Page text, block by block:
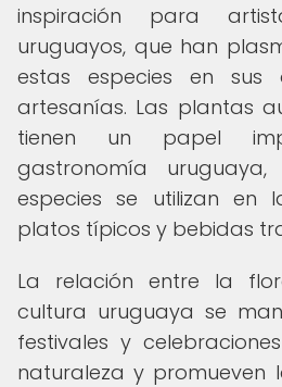
inspiración para
uruguayos, que han
estas especies en
artesanías. Las plantas
tienen un papel
gastronomía
especies se utilizan en
platos típicos y bebidas
La relación entre la
cultura uruguaya se
festivales y
naturaleza y promueven